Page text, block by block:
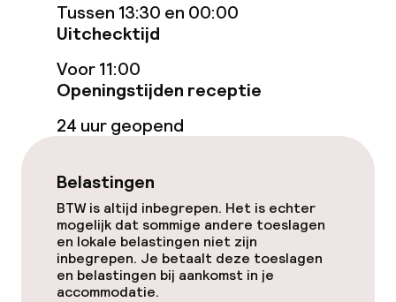
Beleid
Overal rookvrij
Tussen 13:30 en 00:00
Uitchecktijd
Voor 11:00
Openingstijden receptie
24 uur geopend
Belastingen
BTW is altijd inbegrepen. Het is echter
mogelijk dat sommige andere toeslagen
en lokale belastingen niet zijn
inbegrepen. Je betaalt deze toeslagen
en belastingen bij aankomst in je
accommodatie.